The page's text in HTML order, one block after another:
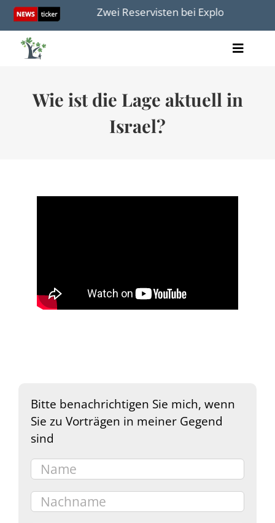
Skip
content
wird Zwei Reservisten bei Explosion getötet
Toggle
Audio
Wie ist die Lage aktuell in
Israel?
Bitte benachrichtigen Sie mich, wenn
Sie zu Vorträgen in meiner Gegend
sind